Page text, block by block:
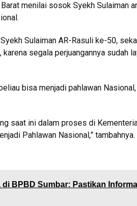
menilai sosok Syekh Sulaiman
Sulaiman AR-Rasuli ke-50,
segala perjuangannya sudah
bisa menjadi pahlawan
saat ini dalam proses di
Pahlawan Nasional,” tambahnya.
BPBD Sumbar: Pastikan